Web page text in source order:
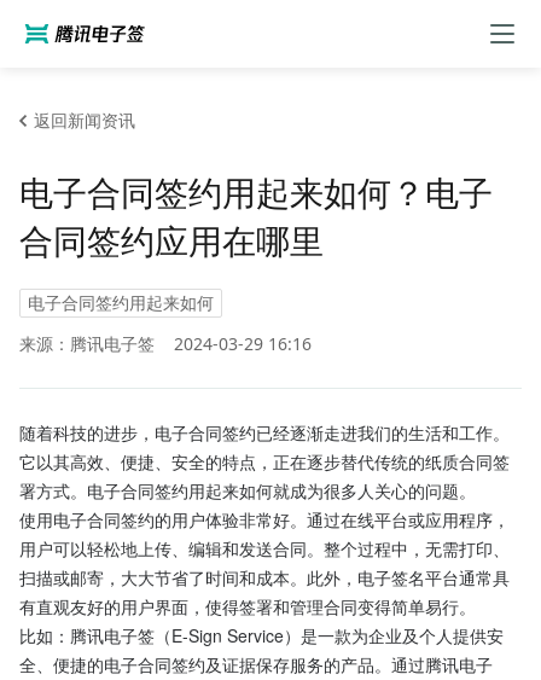
返回新闻资讯
电子合同签约用起来如何？电子
合同签约应用在哪里
电子合同签约用起来如何
来源：腾讯电子签
2024-03-29 16:16
随着科技的进步，电子合同签约已经逐渐走进我们的生活和工作。
它以其高效、便捷、安全的特点，正在逐步替代传统的纸质合同签
署方式。电子合同签约用起来如何就成为很多人关心的问题。
使用电子合同签约的用户体验非常好。通过在线平台或应用程序，
用户可以轻松地上传、编辑和发送合同。整个过程中，无需打印、
扫描或邮寄，大大节省了时间和成本。此外，电子签名平台通常具
有直观友好的用户界面，使得签署和管理合同变得简单易行。
比如：腾讯电子签（E-Sign Service）是一款为企业及个人提供安
全、便捷的电子合同签约及证据保存服务的产品。通过腾讯电子